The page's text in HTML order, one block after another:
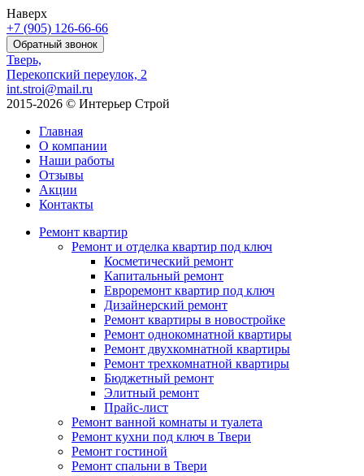
Наверх
+7 (905) 126-66-66
Обратный звонок
Тверь,
Перекопский переулок, 2
int.stroi@mail.ru
2015-2026 © Интерьер Строй
Главная
О компании
Наши работы
Отзывы
Акции
Контакты
Ремонт квартир
Ремонт и отделка квартир под ключ
Косметический ремонт
Капитальный ремонт
Евроремонт квартир под ключ
Дизайнерский ремонт
Ремонт квартиры в новостройке
Ремонт однокомнатной квартиры
Ремонт двухкомнатной квартиры
Ремонт трехкомнатной квартиры
Бюджетный ремонт
Элитный ремонт
Прайс-лист
Ремонт ванной комнаты и туалета
Ремонт кухни под ключ в Твери
Ремонт гостиной
Ремонт спальни в Твери